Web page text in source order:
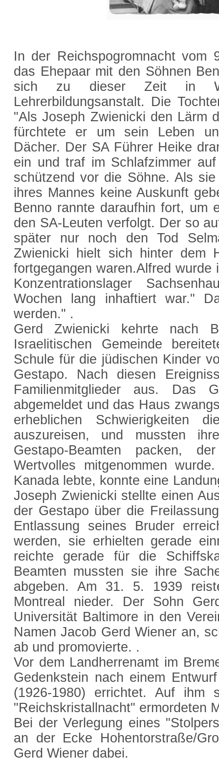
In der Reichspogromnacht vom
das Ehepaar mit den Söhnen
sich zu dieser Zeit in
Lehrerbildungsanstalt. Die
"Als Joseph Zwienicki den Lärm
fürchtete er um sein Leben
Dächer. Der SA Führer Heike
ein und traf im Schlafzimmer
schützend vor die Söhne. Als
ihres Mannes keine Auskunft
Benno rannte daraufhin fort, um
den SA-Leuten verfolgt. Der so
später nur noch den Tod
Zwienicki hielt sich hinter dem
fortgegangen waren.Alfred
Konzentrationslager
Wochen lang inhaftiert war."
werden." .
Gerd Zwienicki kehrte nach
Israelitischen Gemeinde
Schule für die jüdischen Kinder
Gestapo. Nach diesen
Familienmitglieder aus. Das
abgemeldet und das Haus
erheblichen Schwierigkeiten
auszureisen, und mussten
Gestapo-Beamten packen,
Wertvolles mitgenommen
Kanada lebte, konnte eine
Joseph Zwienicki stellte einen
der Gestapo über die
Entlassung seines Bruder
werden, sie erhielten gerade
reichte gerade für die
Beamten mussten sie ihre
abgeben. Am 31. 5. 1939
Montreal nieder. Der Sohn
Universität Baltimore in den
Namen Jacob Gerd Wiener an,
ab und promovierte. .
Vor dem Landherrenamt im
Gedenkstein nach einem
(1926-1980) errichtet. Auf
"Reichskristallnacht" ermordeten
Bei der Verlegung eines
an der Ecke Hohentorstraße/
Gerd Wiener dabei.